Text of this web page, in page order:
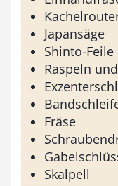
Japansäge
Shinto-Feile
Raspeln
Fräse
Skalpell